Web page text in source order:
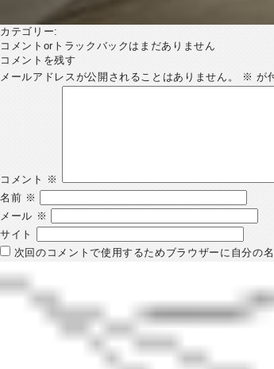
カテゴリー:
コメントorトラックバックはまだありません
コメントを残す
メールアドレスが公開されることはありません。
※ が
コメント
※
名前 ※
メール ※
サイト
次回のコメントで使用するためブラウザーに自分の